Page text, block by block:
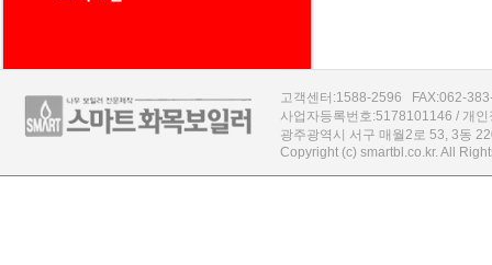
고객센터:1588-2596 FAX:062-
사업자등록번호:5178101146 / 개
광주광역시 서구 매월2로 53, 3동
Copyright (c) smartbl.co.kr. All